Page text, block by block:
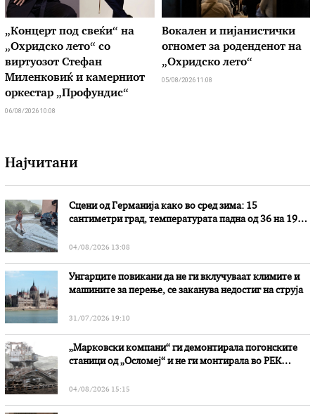
„Концерт под свеќи“ на
„Охридско лето“ со
виртуозот Стефан
Миленковиќ и камерниот
оркестар „Профундис“
06/08/2026 10:08
Вокален и пијанистички
огномет за роденденот на
„Охридско лето“
05/08/2026 11:08
Најчитани
Сцени од Германија како во сред зима: 15
сантиметри град, температурата падна од 36 на 19
04/08/2026 13:08
Унгарците повикани да не ги вклучуваат климите и
машините за перење, се заканува недостиг на струја
31/07/2026 19:10
„Марковски компани“ ги демонтирала погонските
станици од „Осломеј“ и не ги монтирала во РЕК
04/08/2026 15:15